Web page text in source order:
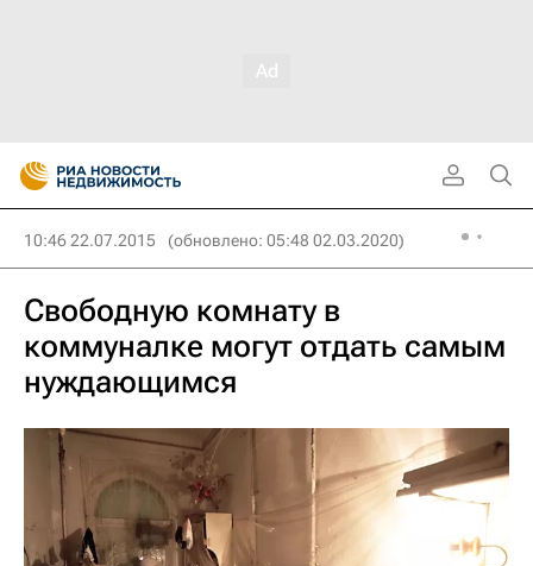
10:46 22.07.2015 (обновлено: 05:48 02.03.2020)
Свободную комнату в
коммуналке могут отдать самым
нуждающимся